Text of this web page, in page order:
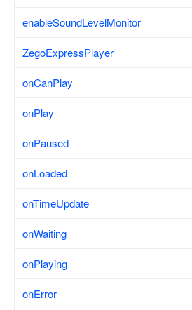
enableSoundLevelMonitor
ZegoExpressPlayer
onCanPlay
onPlay
onPaused
onLoaded
onTimeUpdate
onWaiting
onPlaying
onError